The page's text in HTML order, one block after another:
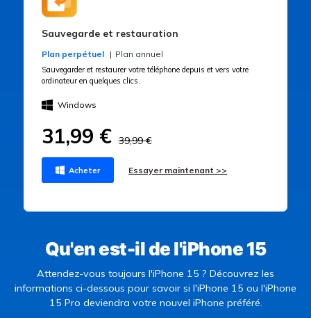
Sauvegarde et restauration
Plan perpétuel Plan annuel
Sauvegarder et restaurer votre téléphone depuis et vers votre
ordinateur en quelques clics.
Windows
31,99 € 39,99 €
Acheter Essayer maintenant >>
Qu'en est-il de l'iPhone 15
Attendez-vous toujours l'iPhone 15 ? Découvrez les
informations ci-dessous pour savoir si l'iPhone 15 ou l'iPhone
15 Pro deviendra votre nouvel iPhone préféré.